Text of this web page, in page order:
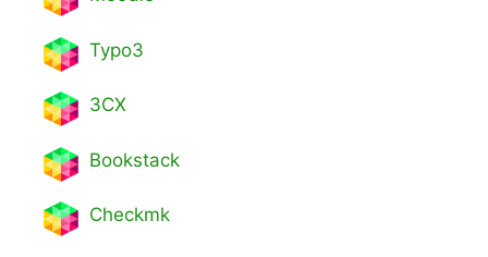
Typo3
3CX
Bookstack
Checkmk